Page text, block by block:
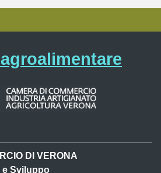
DI VERONA
e Sviluppo